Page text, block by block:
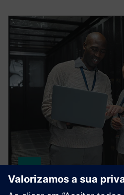
HPCWorks PBS